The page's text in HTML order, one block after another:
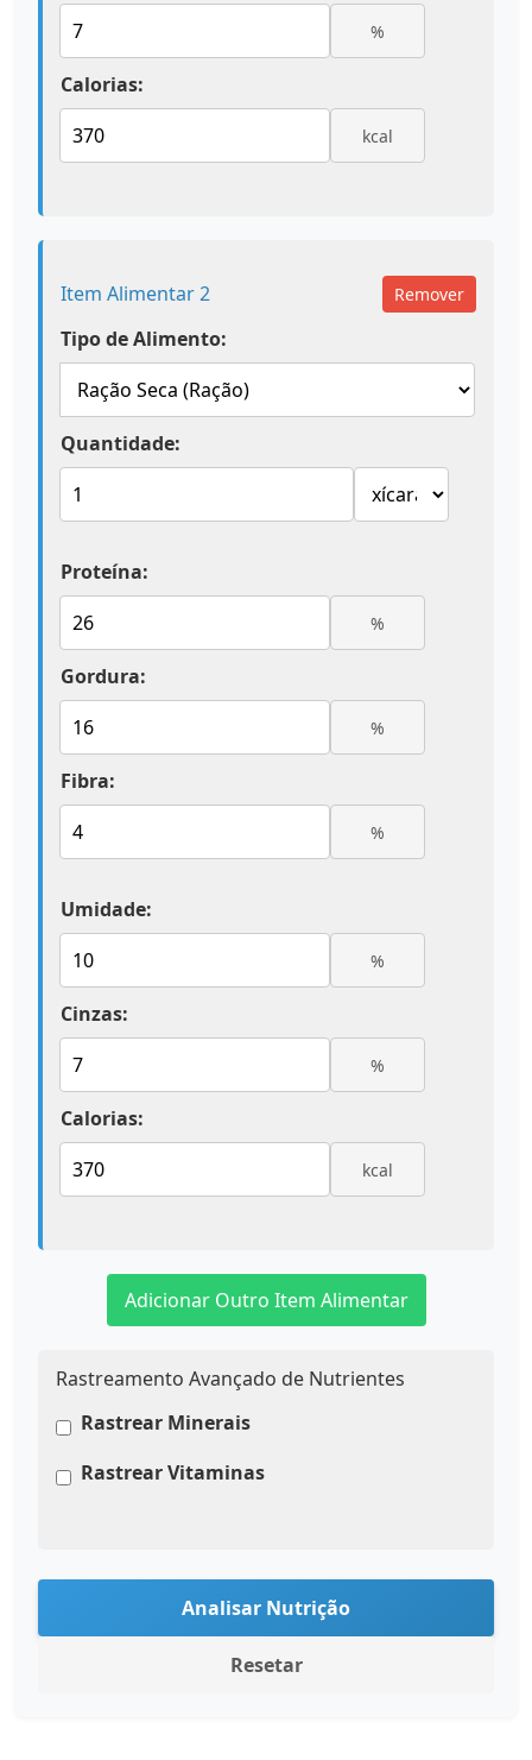
%
Calorias:
kcal
Item Alimentar 2 Remover
Tipo de Alimento:
Quantidade:
Proteína:
%
Gordura:
%
Fibra:
%
Umidade:
%
Cinzas:
%
Calorias:
kcal
Adicionar Outro Item Alimentar
Rastreamento Avançado de Nutrientes
Rastrear Minerais
Rastrear Vitaminas
Analisar Nutrição
Resetar